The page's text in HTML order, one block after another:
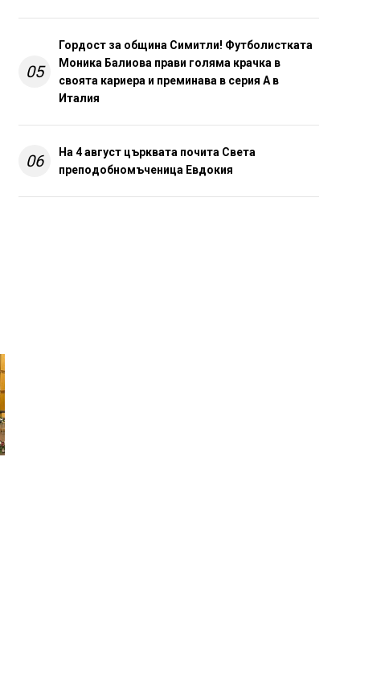
05
Гордост за община Симитли! Футболистката
Моника Балиова прави голяма крачка в
своята кариера и преминава в серия А в
Италия
06
На 4 август църквата почита Света
преподобномъченица Евдокия